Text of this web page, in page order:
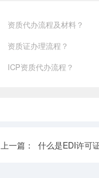
资质代办流程及材料？
资质证办理流程？
ICP资质代办流程？
上一篇： 什么是EDI许可证？如